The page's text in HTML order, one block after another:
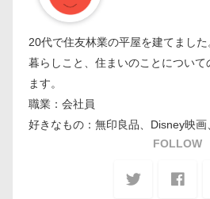
20代で住友林業の平屋を建てました
暮らしこと、住まいのことについて
ます。
職業：会社員
好きなもの：無印良品、Disney映画
FOLLOW